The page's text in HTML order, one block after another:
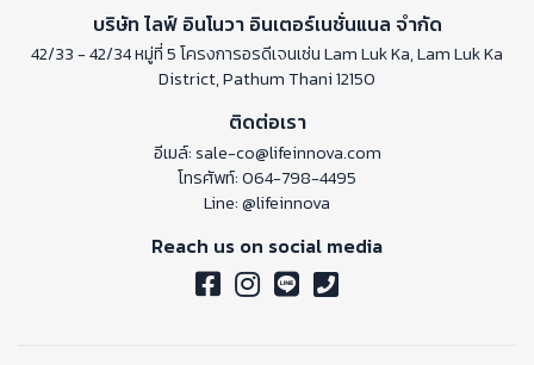
บริษัท ไลฟ์ อินโนวา อินเตอร์เนชั่นแนล จำกัด
42/33 - 42/34 หมู่ที่ 5 โครงการอรดีเจนเซ่น Lam Luk Ka, Lam Luk Ka
District, Pathum Thani 12150
ติดต่อเรา
อีเมล์:sale-co@lifeinnova.com
โทรศัพท์:064-798-4495
Line:@lifeinnova
Reach us on social media